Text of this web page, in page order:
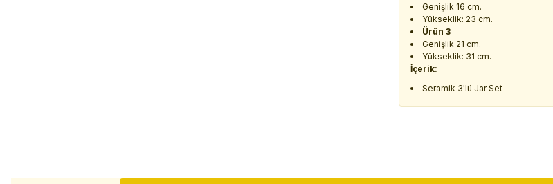
Genişlik 16 cm.
Yükseklik: 23 cm.
Ürün 3
Genişlik 21 cm.
Yükseklik: 31 cm.
İçerik:
Seramik 3'lü Jar Set